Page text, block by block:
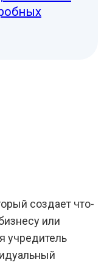
создает что-
или
учредитель